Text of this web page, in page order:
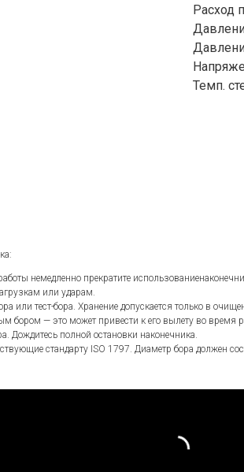
Расход
Темп.
немедленно прекратите
или ударам.
или тест-бора. Хранение допускается только в
бором — это может привести к его вылету во
Дождитесь полной остановки наконечника.
стандарту ISO 1797. Диаметр бора должен